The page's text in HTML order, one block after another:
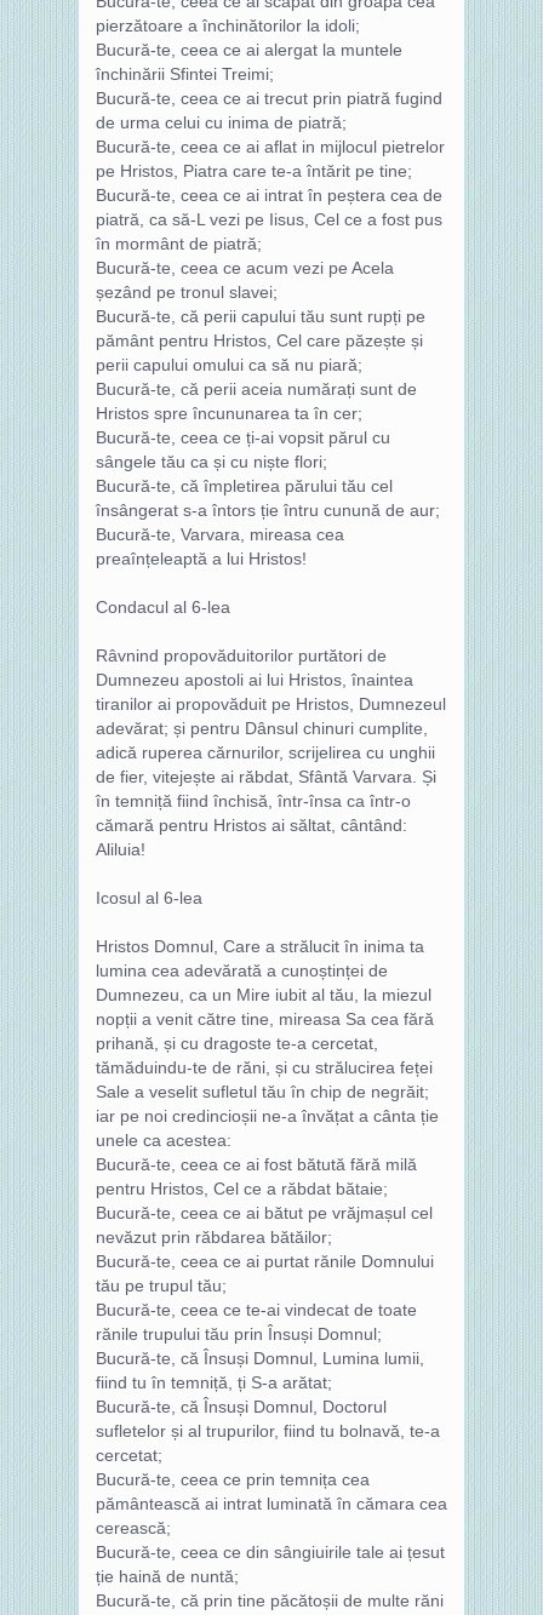
pierzătoare a închinătorilor la idoli;
Bucură-te, ceea ce ai alergat la muntele
închinării Sfintei Treimi;
Bucură-te, ceea ce ai trecut prin piatră fugind
de urma celui cu inima de piatră;
Bucură-te, ceea ce ai aflat in mijlocul pietrelor
pe Hristos, Piatra care te-a întărit pe tine;
Bucură-te, ceea ce ai intrat în peștera cea de
piatră, ca să-L vezi pe Iisus, Cel ce a fost pus
în mormânt de piatră;
Bucură-te, ceea ce acum vezi pe Acela
șezând pe tronul slavei;
Bucură-te, că perii capului tău sunt rupți pe
pământ pentru Hristos, Cel care păzește și
perii capului omului ca să nu piară;
Bucură-te, că perii aceia numărați sunt de
Hristos spre încununarea ta în cer;
Bucură-te, ceea ce ți-ai vopsit părul cu
sângele tău ca și cu niște flori;
Bucură-te, că împletirea părului tău cel
însângerat s-a întors ție întru cunună de aur;
Bucură-te, Varvara, mireasa cea
preaînțeleaptă a lui Hristos!
Condacul al 6-lea
Râvnind propovăduitorilor purtători de
Dumnezeu apostoli ai lui Hristos, înaintea
tiranilor ai propovăduit pe Hristos, Dumnezeul
adevărat; și pentru Dânsul chinuri cumplite,
adică ruperea cărnurilor, scrijelirea cu unghii
de fier, vitejește ai răbdat, Sfântă Varvara. Și
în temniță fiind închisă, într-însa ca într-o
cămară pentru Hristos ai săltat, cântând:
Aliluia!
Icosul al 6-lea
Hristos Domnul, Care a strălucit în inima ta
lumina cea adevărată a cunoștinței de
Dumnezeu, ca un Mire iubit al tău, la miezul
nopții a venit către tine, mireasa Sa cea fără
prihană, și cu dragoste te-a cercetat,
tămăduindu-te de răni, și cu strălucirea feței
Sale a veselit sufletul tău în chip de negrăit;
iar pe noi credincioșii ne-a învățat a cânta ție
unele ca acestea:
Bucură-te, ceea ce ai fost bătută fără milă
pentru Hristos, Cel ce a răbdat bătaie;
Bucură-te, ceea ce ai bătut pe vrăjmașul cel
nevăzut prin răbdarea bătăilor;
Bucură-te, ceea ce ai purtat rănile Domnului
tău pe trupul tău;
Bucură-te, ceea ce te-ai vindecat de toate
rănile trupului tău prin Însuși Domnul;
Bucură-te, că Însuși Domnul, Lumina lumii,
fiind tu în temniță, ți S-a arătat;
Bucură-te, că Însuși Domnul, Doctorul
sufletelor și al trupurilor, fiind tu bolnavă, te-a
cercetat;
Bucură-te, ceea ce prin temnița cea
pământească ai intrat luminată în cămara cea
cerească;
Bucură-te, ceea ce din sângiuirile tale ai țesut
ție haină de nuntă;
Bucură-te, că prin tine păcătoșii de multe răni